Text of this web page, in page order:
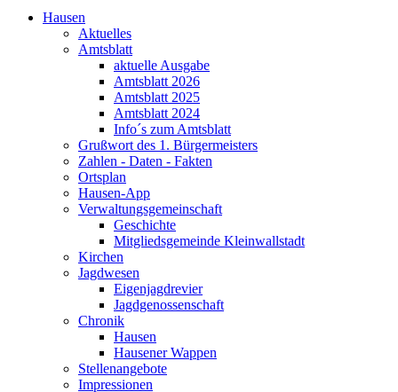
Hausen
Aktuelles
Amtsblatt
aktuelle Ausgabe
Amtsblatt 2026
Amtsblatt 2025
Amtsblatt 2024
Info´s zum Amtsblatt
Grußwort des 1. Bürgermeisters
Zahlen - Daten - Fakten
Ortsplan
Hausen-App
Verwaltungsgemeinschaft
Geschichte
Mitgliedsgemeinde Kleinwallstadt
Kirchen
Jagdwesen
Eigenjagdrevier
Jagdgenossenschaft
Chronik
Hausen
Hausener Wappen
Stellenangebote
Impressionen